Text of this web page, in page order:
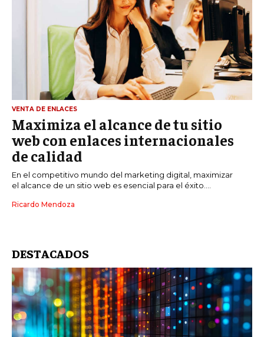
VENTA DE ENLACES
Maximiza el alcance de tu sitio
web con enlaces internacionales
de calidad
En el competitivo mundo del marketing digital, maximizar
el alcance de un sitio web es esencial para el éxito....
Ricardo Mendoza
DESTACADOS